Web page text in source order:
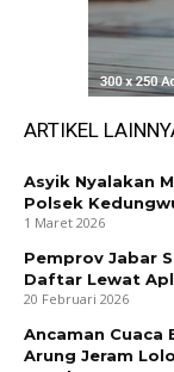
ARTIKEL
Asyik Nyalakan
Polsek
1 Maret 2026
Pemprov Jabar
Daftar Lewat
20 Februari 2026
Ancaman Cuaca
Arung Jeram